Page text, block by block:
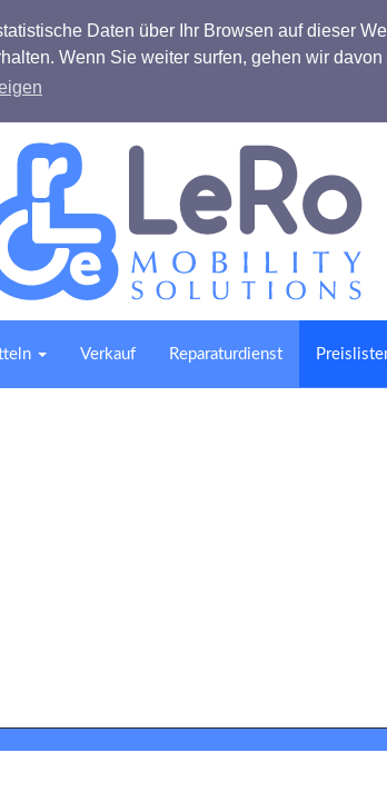
Daten über Ihr Browsen auf dieser
Wenn Sie weiter surfen, gehen wir davon
Verkauf Reparaturdienst